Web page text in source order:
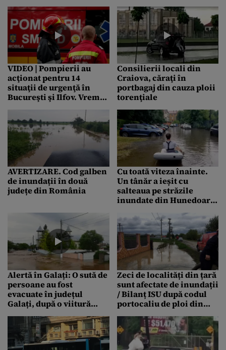
decurs operațiunea de
evacuare
canalizare
VIDEO | Pompierii au
acţionat pentru 14
situaţii de urgenţă în
Bucureşti şi Ilfov. Vremea
Consilierii locali din
Craiova, căraţi în
portbagaj din cauza ploii
torenţiale
AVERTIZARE. Cod galben
de inundații în două
județe din România
Cu toată viteza înainte.
Un tânăr a ieșit cu
salteaua pe străzile
inundate din Hunedoara:
Așa arată o stradă din
centrul orașului – VIDEO
Alertă în Galați: O sută de
persoane au fost
evacuate în județul
Galați, după o viitură
VIDEO
Zeci de localități din țară
sunt afectate de inundații
/ Bilanț ISU după codul
portocaliu de ploi din
acțiuni pentru
eliminarea apei